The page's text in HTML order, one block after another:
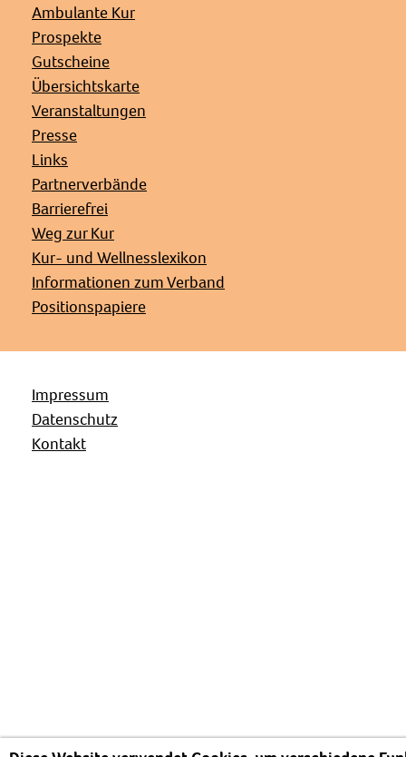
Ambulante Kur
Prospekte
Gutscheine
Übersichtskarte
Veranstaltungen
Presse
Links
Partnerverbände
Barrierefrei
Weg zur Kur
Kur- und Wellnesslexikon
Informationen zum Verband
Positionspapiere
Impressum
Datenschutz
Kontakt